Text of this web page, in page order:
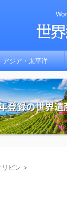
アジア・太平洋
登録の世界遺
リピン >